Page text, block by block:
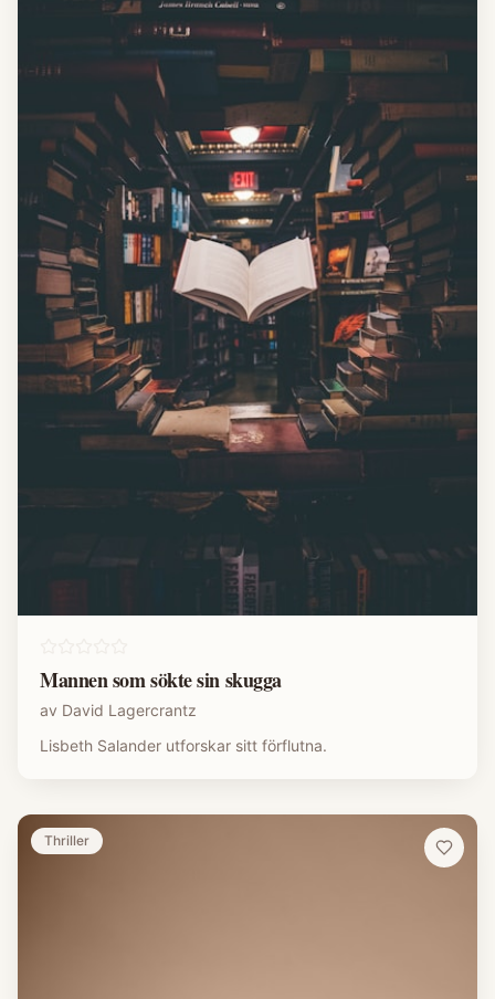
Mannen som sökte sin skugga
av David Lagercrantz
Lisbeth Salander utforskar sitt förflutna.
Thriller